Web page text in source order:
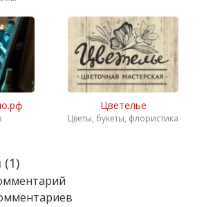
Цветелье
Цветы, букеты, флористика
(1)